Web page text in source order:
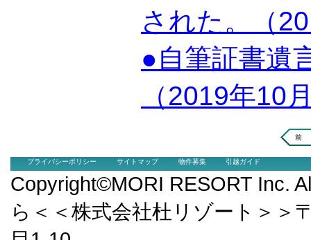
された。（
●自筆証書遺
（2019年10
前
プライバシーポリシー サイトマップ 物件募集 引越ガイド
Copyright©MORI RESORT Inc.
ら＜＜株式会社杜リゾート＞＞